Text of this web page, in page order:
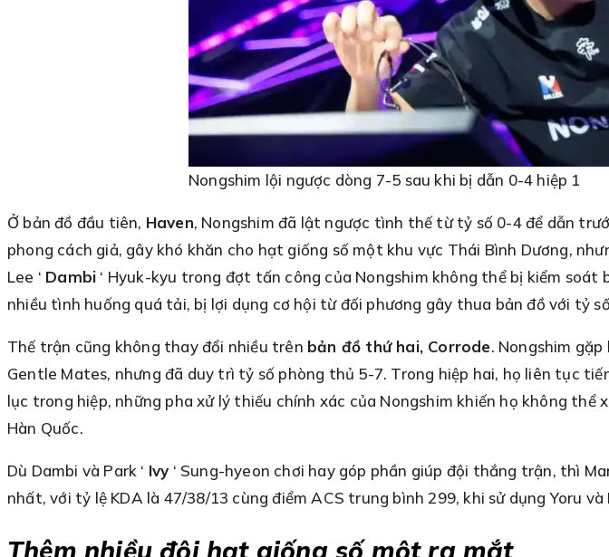
Nongshim lội ngược dòng 7-5 sau khi bị dẫn 0-4 hiệp 1
Ở bản đồ đầu tiên, Haven, Nongshim đã lật ngược tình thế từ tỷ số 0-4 để dẫn
phong cách giả, gây khó khăn cho hạt giống số một khu vực Thái Bình Dương,
Lee ‘ Dambi ‘ Hyuk-kyu trong đợt tấn công của Nongshim không thể bị kiểm
nhiều tình huống quá tải, bị lợi dụng cơ hội từ đối phương gây thua bản đồ với tỷ
Thế trận cũng không thay đổi nhiều trên bản đồ thứ hai, Corrode. Nongshim
Gentle Mates, nhưng đã duy trì tỷ số phòng thủ 5-7. Trong hiệp hai, họ liên tục
lục trong hiệp, những pha xử lý thiếu chính xác của Nongshim khiến họ không
Hàn Quốc.
Dù Dambi và Park ‘ Ivy ‘ Sung-hyeon chơi hay góp phần giúp đội thắng trận, thì
nhất, với tỷ lệ KDA là 47/38/13 cùng điểm ACS trung bình 299, khi sử dụng Yoru và
Thêm nhiều đội hạt giống số một ra mắt